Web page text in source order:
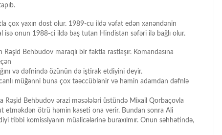
çox yaxın dost olur. 1989-cu ildə vəfat edən xanəndənin
isə onun 1988-ci ildə baş tutan Hindistan səfəri ilə bağlı olur.
Behbudov maraqlı bir faktla rastlaşır. Komandasına
və dəfnində özünün də iştirak etdiyini deyir.
müğənni buna çox təəccüblənir və həmin adamdan dəfnlə
Behbudov ərazi məsələləri üstündə Mixail Qorbaçovla
etməkdən ötrü həmin kaseti ona verir. Bundan sonra Ali
tibbi komissiyanın müalicələrinə buraxılmır. Onun səhhətində,